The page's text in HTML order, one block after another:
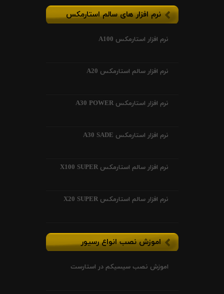
نرم افزار های سالم استارمکس
نرم افزار استارمکس A100
نرم افزار سالم استارمکس A20
نرم افزار استارمکس A30 POWER
نرم افزار استارمکس A30 SADE
نرم افزار سالم استارمکس X100 SUPER
نرم افزار سالم استارمکس X20 SUPER
اموزش نصب انواع رسیور
اموزش نصب سیسیکم در استارست